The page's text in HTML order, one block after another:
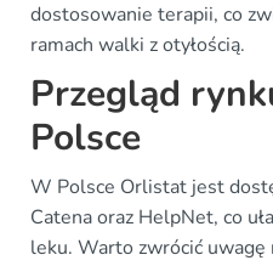
dostosowanie terapii, co
ramach walki z otyłością.
Przegląd
Polsce
W Polsce Orlistat jest
Catena oraz HelpNet, co
leku. Warto zwrócić uwagę